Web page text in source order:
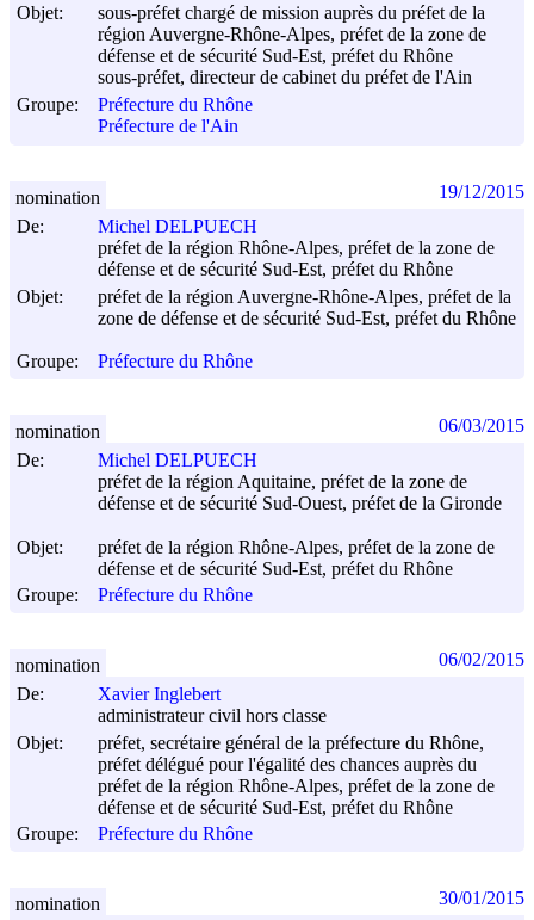
Objet:
sous-préfet chargé de mission auprès du préfet de la
région Auvergne-Rhône-Alpes, préfet de la zone de
défense et de sécurité Sud-Est, préfet du Rhône
sous-préfet, directeur de cabinet du préfet de l'Ain
Groupe:
Préfecture du Rhône
Préfecture de l'Ain
De:
Michel DELPUECH
préfet de la région Rhône-Alpes, préfet de la zone de
défense et de sécurité Sud-Est, préfet du Rhône
Objet:
préfet de la région Auvergne-Rhône-Alpes, préfet de la
zone de défense et de sécurité Sud-Est, préfet du Rhône
Groupe: Préfecture du Rhône
nomination 19/12/2015
De:
Michel DELPUECH
préfet de la région Aquitaine, préfet de la zone de
défense et de sécurité Sud-Ouest, préfet de la Gironde
Objet:
préfet de la région Rhône-Alpes, préfet de la zone de
défense et de sécurité Sud-Est, préfet du Rhône
Groupe:
Préfecture du Rhône
nomination 06/03/2015
De:
Xavier Inglebert
administrateur civil hors classe
Objet:
préfet, secrétaire général de la préfecture du Rhône,
préfet délégué pour l'égalité des chances auprès du
préfet de la région Rhône-Alpes, préfet de la zone de
défense et de sécurité Sud-Est, préfet du Rhône
Groupe:
Préfecture du Rhône
nomination 06/02/2015
nomination 30/01/2015